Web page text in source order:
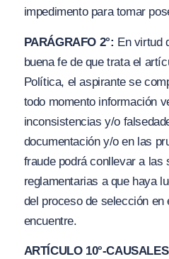
impedimento para tomar
PARÁGRAFO 2°: En virtud
buena fe de que trata el
Política, el aspirante se
todo momento información
inconsistencias y/o
documentación y/o en las
fraude podrá conllevar a las
reglamentarias a que haya
del proceso de selección en
encuentre.
ARTÍCULO 10°-